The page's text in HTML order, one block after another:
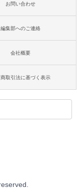
お問い合わせ
編集部へのご連絡
会社概要
取引法に基づく表示